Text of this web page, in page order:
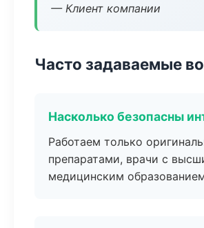
— Клиент компании
Часто задаваемые
Насколько безопасны
Работаем только
препаратами, врачи с
медицинским